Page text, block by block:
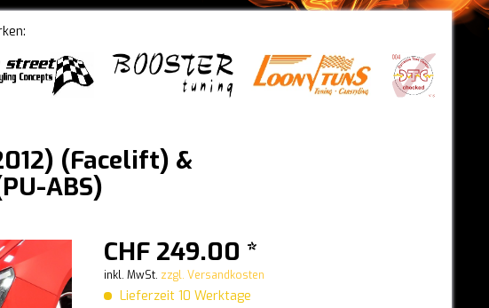
(Facelift) &
ABS)
CHF 249.00 *
inkl. MwSt. zzgl. Versandkosten
Lieferzeit 10 Werktage